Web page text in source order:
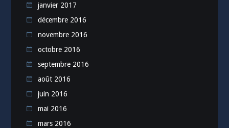
janvier 2017
décembre 2016
novembre 2016
octobre 2016
septembre 2016
août 2016
juin 2016
mai 2016
mars 2016